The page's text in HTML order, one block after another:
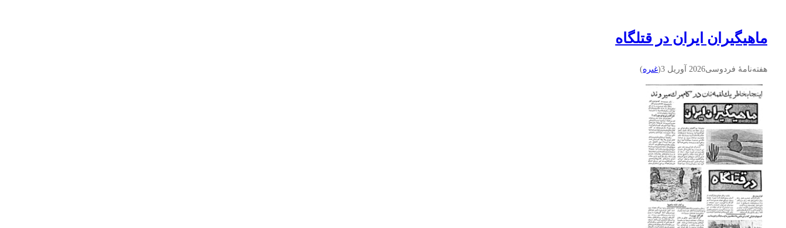
ماهیگیران ايران در قتلگاه
هفته‌نامهٔ فردوسی2026 آوریل 3 (غىره)